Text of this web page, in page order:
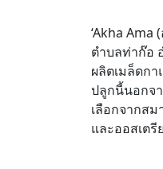
‘Akha
ตำบลท่าก๊อ
ผลิตเมล็ดก
ปลูกนี้นอกจ
เลือกจากส
และออสเตรีย